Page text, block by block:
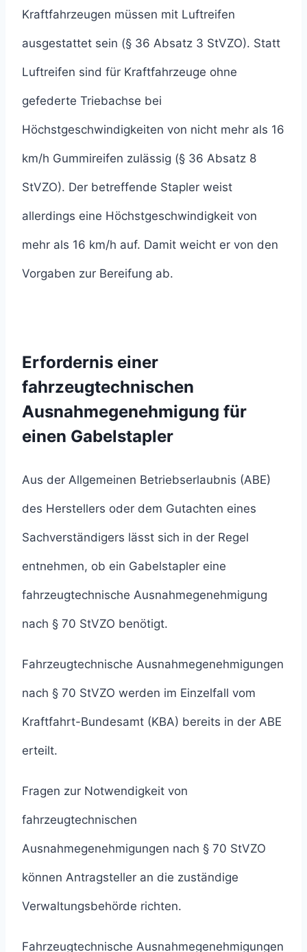
Kraftfahrzeugen müssen mit Luftreifen
ausgestattet sein (§ 36 Absatz 3 StVZO). Statt
Luftreifen sind für Kraftfahrzeuge ohne
gefederte Triebachse bei
Höchstgeschwindigkeiten von nicht mehr als 16
km/h Gummireifen zulässig (§ 36 Absatz 8
StVZO). Der betreffende Stapler weist
allerdings eine Höchstgeschwindigkeit von
mehr als 16 km/h auf. Damit weicht er von den
Vorgaben zur Bereifung ab.
Erfordernis einer
fahrzeugtechnischen
Ausnahmegenehmigung für
einen Gabelstapler
Aus der Allgemeinen Betriebserlaubnis (ABE)
des Herstellers oder dem Gutachten eines
Sachverständigers lässt sich in der Regel
entnehmen, ob ein Gabelstapler eine
fahrzeugtechnische Ausnahmegenehmigung
nach § 70 StVZO benötigt.
Fahrzeugtechnische Ausnahmegenehmigungen
nach § 70 StVZO werden im Einzelfall vom
Kraftfahrt-Bundesamt (KBA) bereits in der ABE
erteilt.
Fragen zur Notwendigkeit von
fahrzeugtechnischen
Ausnahmegenehmigungen nach § 70 StVZO
können Antragsteller an die zuständige
Verwaltungsbehörde richten.
Fahrzeugtechnische Ausnahmegenehmigungen